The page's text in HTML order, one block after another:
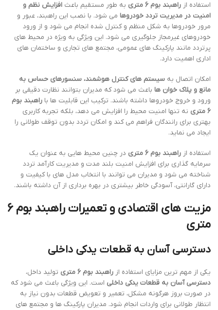
استفاده از راهبند بوم 6 متری به طور مستقیم باعث افزایش نظم و
امنیت در مدیریت تردد خودروها می شود. با نصب این راهبند، عبور و
مرور خودروها به شکل منظم و کنترل شده انجام می شود و از ورود
خودروهای غیرمجاز جلوگیری می شود. این ویژگی به ویژه در محیط های
پرتردد مانند پارکینگ های عمومی، مجتمع های تجاری و ساختمان های
اداری اهمیت دارد.
امکان اتصال به سیستم های کنترل هوشمند، سنسورهای حساس به
مانع و پلاک خوان ها باعث می شود که مدیران بتوانند نظارت دقیقی بر
ورود و خروج خودروها داشته باشند. ترکیب این قابلیت ها با راهبند بوم
6 متری
نه تنها امنیت محیط را افزایش می دهد، بلکه تجربه کاربری
بهتری برای رانندگان فراهم می کند و امکان تردد بدون توقف طولانی را
ایجاد می نماید.
استفاده از راهبند بوم 6 متری
در چنین محیط هایی به عنوان یک
سرمایه گذاری برای افزایش امنیت بلند مدت و مدیریت کارآمد تردد
شناخته می شود و مدیران می توانند با انتخاب مدل های با کیفیت و
دارای گارانتی، آسودگی خاطر بیشتری در بهره برداری از آن داشته باشند.
مزیت های اقتصادی و تعمیرات راهبند بوم 6
متری
دسترسی آسان به قطعات یدکی داخلی
یکی از مهم ترین مزایای استفاده از راهبند بوم 6 متری
تولید داخل،
دسترسی آسان به قطعات یدکی داخلی است. این ویژگی باعث می شود که
در صورت بروز هرگونه مشکل، تعمیر و تعویض قطعات بدون نیاز به
انتظار طولانی برای واردات انجام شود. مدیران پارکینگ ها و مجتمع های